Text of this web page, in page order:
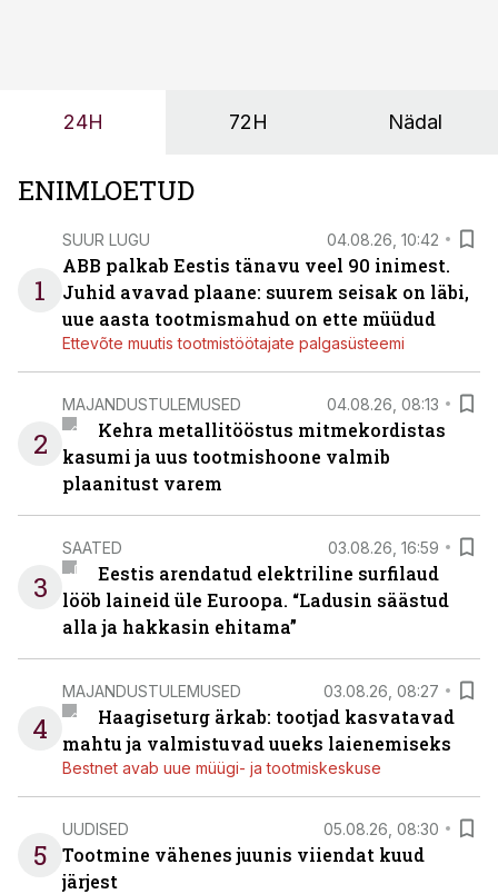
OÜ tegevjuht Sander Mitendorf.
24H 72H Nädal
ENIMLOETUD
1
SUUR LUGU 04.08.26, 10:42
ABB palkab Eestis tänavu veel 90 inimest.
Juhid avavad plaane: suurem seisak on läbi,
uue aasta tootmismahud on ette müüdud
Ettevõte muutis tootmistöötajate palgasüsteemi
2
MAJANDUSTULEMUSED 04.08.26, 08:13
Kehra metallitööstus mitmekordistas
kasumi ja uus tootmishoone valmib
plaanitust varem
3
SAATED 03.08.26, 16:59
Eestis arendatud elektriline surfilaud
lööb laineid üle Euroopa. “Ladusin säästud
alla ja hakkasin ehitama”
4
MAJANDUSTULEMUSED 03.08.26, 08:27
Haagiseturg ärkab: tootjad kasvatavad
mahtu ja valmistuvad uueks laienemiseks
Bestnet avab uue müügi- ja tootmiskeskuse
5
UUDISED 05.08.26, 08:30
Tootmine vähenes juunis viiendat kuud
järjest